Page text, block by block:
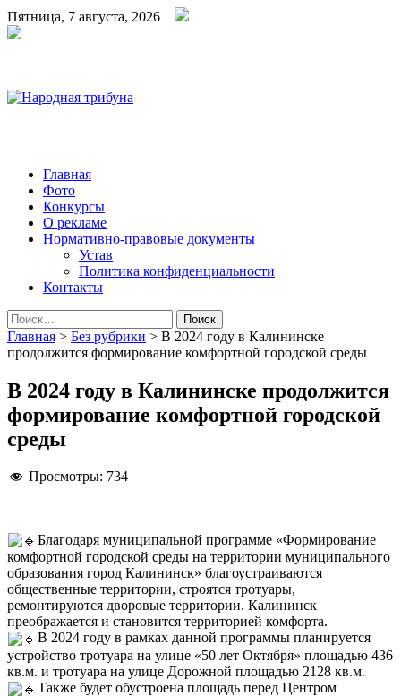
Пятница, 7 августа, 2026
Народная трибуна
Калининская районная газета
Главная
Фото
Конкурсы
О рекламе
Нормативно-правовые документы
Устав
Политика конфиденциальности
Контакты
Найти:
Главная > Без рубрики > В 2024 году в Калининске
продолжится формирование комфортной городской среды
В 2024 году в Калининске продолжится
формирование комфортной городской
среды
Просмотры: 734
Благодаря муниципальной программе «Формирование
комфортной городской среды на территории муниципального
образования город Калининск» благоустраиваются
общественные территории, строятся тротуары,
ремонтируются дворовые территории. Калининск
преображается и становится территорией комфорта.
В 2024 году в рамках данной программы планируется
устройство тротуара на улице «50 лет Октября» площадью 436
кв.м. и тротуара на улице Дорожной площадью 2128 кв.м.
Также будет обустроена площадь перед Центром